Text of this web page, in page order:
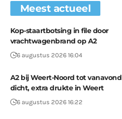
Meest actueel
Kop-staartbotsing in file door
vrachtwagenbrand op A2
6 augustus 2026 16:04
A2 bij Weert-Noord tot vanavond
dicht, extra drukte in Weert
6 augustus 2026 16:22